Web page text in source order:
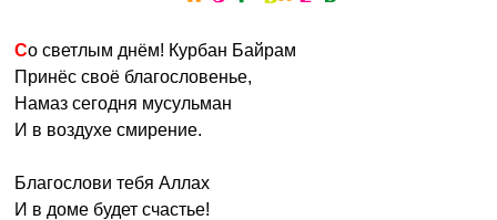
Со светлым днём! Курбан Байрам
Принёс своё благословенье,
Намаз сегодня мусульман
И в воздухе смирение.
Благослови тебя Аллах
И в доме будет счастье!